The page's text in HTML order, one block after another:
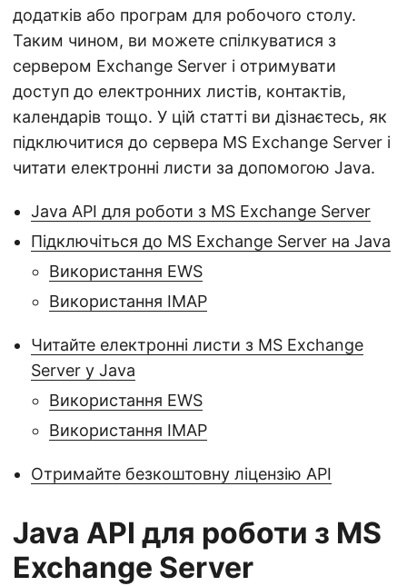
додатків або програм для робочого столу.
Таким чином, ви можете спілкуватися з
сервером Exchange Server і отримувати
доступ до електронних листів, контактів,
календарів тощо. У цій статті ви дізнаєтесь, як
підключитися до сервера MS Exchange Server і
читати електронні листи за допомогою Java.
Java API для роботи з MS Exchange Server
Підключіться до MS Exchange Server на Java
Використання EWS
Використання IMAP
Читайте електронні листи з MS Exchange
Server у Java
Використання EWS
Використання IMAP
Отримайте безкоштовну ліцензію API
Java API для роботи з MS
Exchange Server